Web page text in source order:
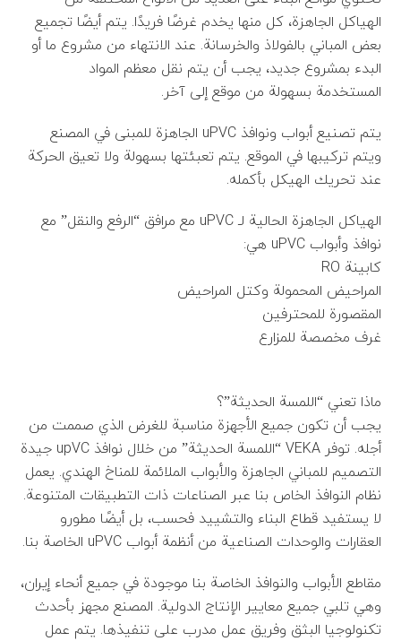
الهياكل الجاهزة، كل منها يخدم غرضًا فريدًا. يتم أيضًا تجميع
بعض المباني بالفولاذ والخرسانة. عند الانتهاء من مشروع ما أو
البدء بمشروع جديد، يجب أن يتم نقل معظم المواد
المستخدمة بسهولة من موقع إلى آخر.
يتم تصنيع أبواب ونوافذ uPVC الجاهزة للمبنى في المصنع
ويتم تركيبها في الموقع. يتم تعبئتها بسهولة ولا تعيق الحركة
عند تحريك الهيكل بأكمله.
الهياكل الجاهزة الحالية لـ uPVC مع مرافق “الرفع والنقل” مع
نوافذ وأبواب uPVC هي:
كابينة RO
المراحيض المحمولة وكتل المراحيض
المقصورة للمحترفين
غرف مخصصة للمزارع
ماذا تعني “اللمسة الحديثة”؟
يجب أن تكون جميع الأجهزة مناسبة للغرض الذي صممت من
أجله. توفر VEKA “اللمسة الحديثة” من خلال نوافذ upVC جيدة
التصميم للمباني الجاهزة والأبواب الملائمة للمناخ الهندي. يعمل
نظام النوافذ الخاص بنا عبر الصناعات ذات التطبيقات المتنوعة.
لا يستفيد قطاع البناء والتشييد فحسب، بل أيضًا مطورو
العقارات والوحدات الصناعية من أنظمة أبواب uPVC الخاصة بنا.
مقاطع الأبواب والنوافذ الخاصة بنا موجودة في جميع أنحاء إيران،
وهي تلبي جميع معايير الإنتاج الدولية. المصنع مجهز بأحدث
تكنولوجيا البثق وفريق عمل مدرب على تنفيذها. يتم عمل